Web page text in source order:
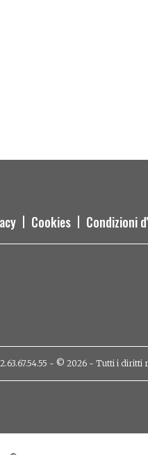
Cookies Condizioni
- © 2026 - Tutti i diritti